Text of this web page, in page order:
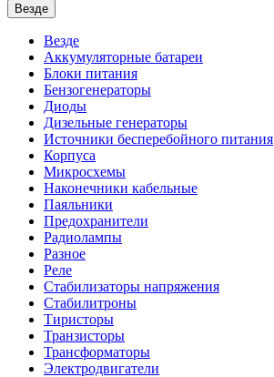
Везде
Везде
Аккумуляторные батареи
Блоки питания
Бензогенераторы
Диоды
Дизельные генераторы
Источники бесперебойного питания
Корпуса
Микросхемы
Наконечники кабельные
Паяльники
Предохранители
Радиолампы
Разное
Реле
Стабилизаторы напряжения
Стабилитроны
Тиристоры
Транзисторы
Трансформаторы
Электродвигатели